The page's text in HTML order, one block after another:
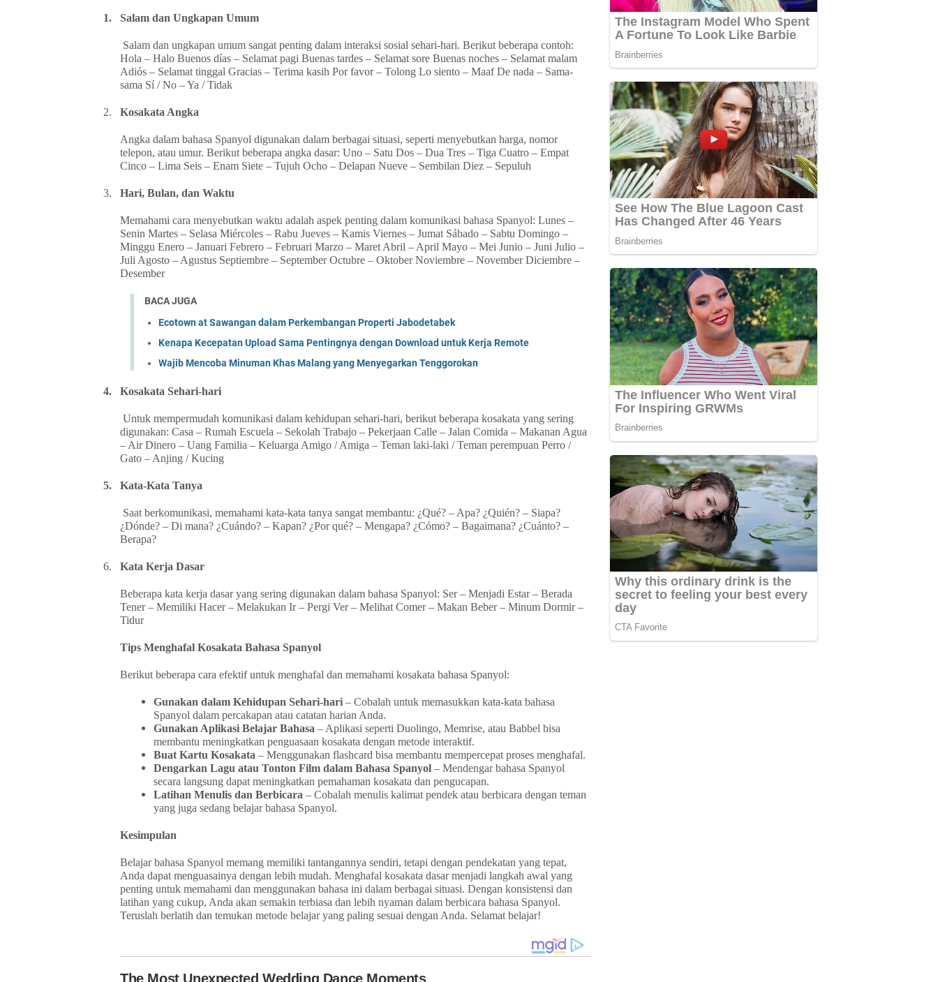
1. Salam dan Ungkapan Umum
Salam dan ungkapan umum sangat penting dalam interaksi sosial sehari-hari. Berikut beberapa contoh:
Hola – Halo Buenos días – Selamat pagi Buenas tardes – Selamat sore Buenas noches – Selamat malam
Adiós – Selamat tinggal Gracias – Terima kasih Por favor – Tolong Lo siento – Maaf De nada – Sama-
sama Sí / No – Ya / Tidak
2. Kosakata Angka
Angka dalam bahasa Spanyol digunakan dalam berbagai situasi, seperti menyebutkan harga, nomor
telepon, atau umur. Berikut beberapa angka dasar: Uno – Satu Dos – Dua Tres – Tiga Cuatro – Empat
Cinco – Lima Seis – Enam Siete – Tujuh Ocho – Delapan Nueve – Sembilan Diez – Sepuluh
3. Hari, Bulan, dan Waktu
Memahami cara menyebutkan waktu adalah aspek penting dalam komunikasi bahasa Spanyol: Lunes –
Senin Martes – Selasa Miércoles – Rabu Jueves – Kamis Viernes – Jumat Sábado – Sabtu Domingo –
Minggu Enero – Januari Febrero – Februari Marzo – Maret Abril – April Mayo – Mei Junio – Juni Julio –
Juli Agosto – Agustus Septiembre – September Octubre – Oktober Noviembre – November Diciembre –
Desember
BACA JUGA
Ecotown at Sawangan dalam Perkembangan Properti Jabodetabek
Kenapa Kecepatan Upload Sama Pentingnya dengan Download untuk Kerja Remote
Wajib Mencoba Minuman Khas Malang yang Menyegarkan Tenggorokan
4. Kosakata Sehari-hari
Untuk mempermudah komunikasi dalam kehidupan sehari-hari, berikut beberapa kosakata yang sering
digunakan: Casa – Rumah Escuela – Sekolah Trabajo – Pekerjaan Calle – Jalan Comida – Makanan Agua
– Air Dinero – Uang Familia – Keluarga Amigo / Amiga – Teman laki-laki / Teman perempuan Perro /
Gato – Anjing / Kucing
5. Kata-Kata Tanya
Saat berkomunikasi, memahami kata-kata tanya sangat membantu: ¿Qué? – Apa? ¿Quién? – Siapa?
¿Dónde? – Di mana? ¿Cuándo? – Kapan? ¿Por qué? – Mengapa? ¿Cómo? – Bagaimana? ¿Cuánto? –
Berapa?
6. Kata Kerja Dasar
Beberapa kata kerja dasar yang sering digunakan dalam bahasa Spanyol: Ser – Menjadi Estar – Berada
Tener – Memiliki Hacer – Melakukan Ir – Pergi Ver – Melihat Comer – Makan Beber – Minum Dormir –
Tidur
Tips Menghafal Kosakata Bahasa Spanyol
Berikut beberapa cara efektif untuk menghafal dan memahami kosakata bahasa Spanyol:
Gunakan dalam Kehidupan Sehari-hari – Cobalah untuk memasukkan kata-kata bahasa
Spanyol dalam percakapan atau catatan harian Anda.
Gunakan Aplikasi Belajar Bahasa – Aplikasi seperti Duolingo, Memrise, atau Babbel bisa
membantu meningkatkan penguasaan kosakata dengan metode interaktif.
Buat Kartu Kosakata – Menggunakan flashcard bisa membantu mempercepat proses menghafal.
Dengarkan Lagu atau Tonton Film dalam Bahasa Spanyol – Mendengar bahasa Spanyol
secara langsung dapat meningkatkan pemahaman kosakata dan pengucapan.
Latihan Menulis dan Berbicara – Cobalah menulis kalimat pendek atau berbicara dengan teman
yang juga sedang belajar bahasa Spanyol.
Kesimpulan
Belajar bahasa Spanyol memang memiliki tantangannya sendiri, tetapi dengan pendekatan yang tepat,
Anda dapat menguasainya dengan lebih mudah. Menghafal kosakata dasar menjadi langkah awal yang
penting untuk memahami dan menggunakan bahasa ini dalam berbagai situasi. Dengan konsistensi dan
latihan yang cukup, Anda akan semakin terbiasa dan lebih nyaman dalam berbicara bahasa Spanyol.
Teruslah berlatih dan temukan metode belajar yang paling sesuai dengan Anda. Selamat belajar!